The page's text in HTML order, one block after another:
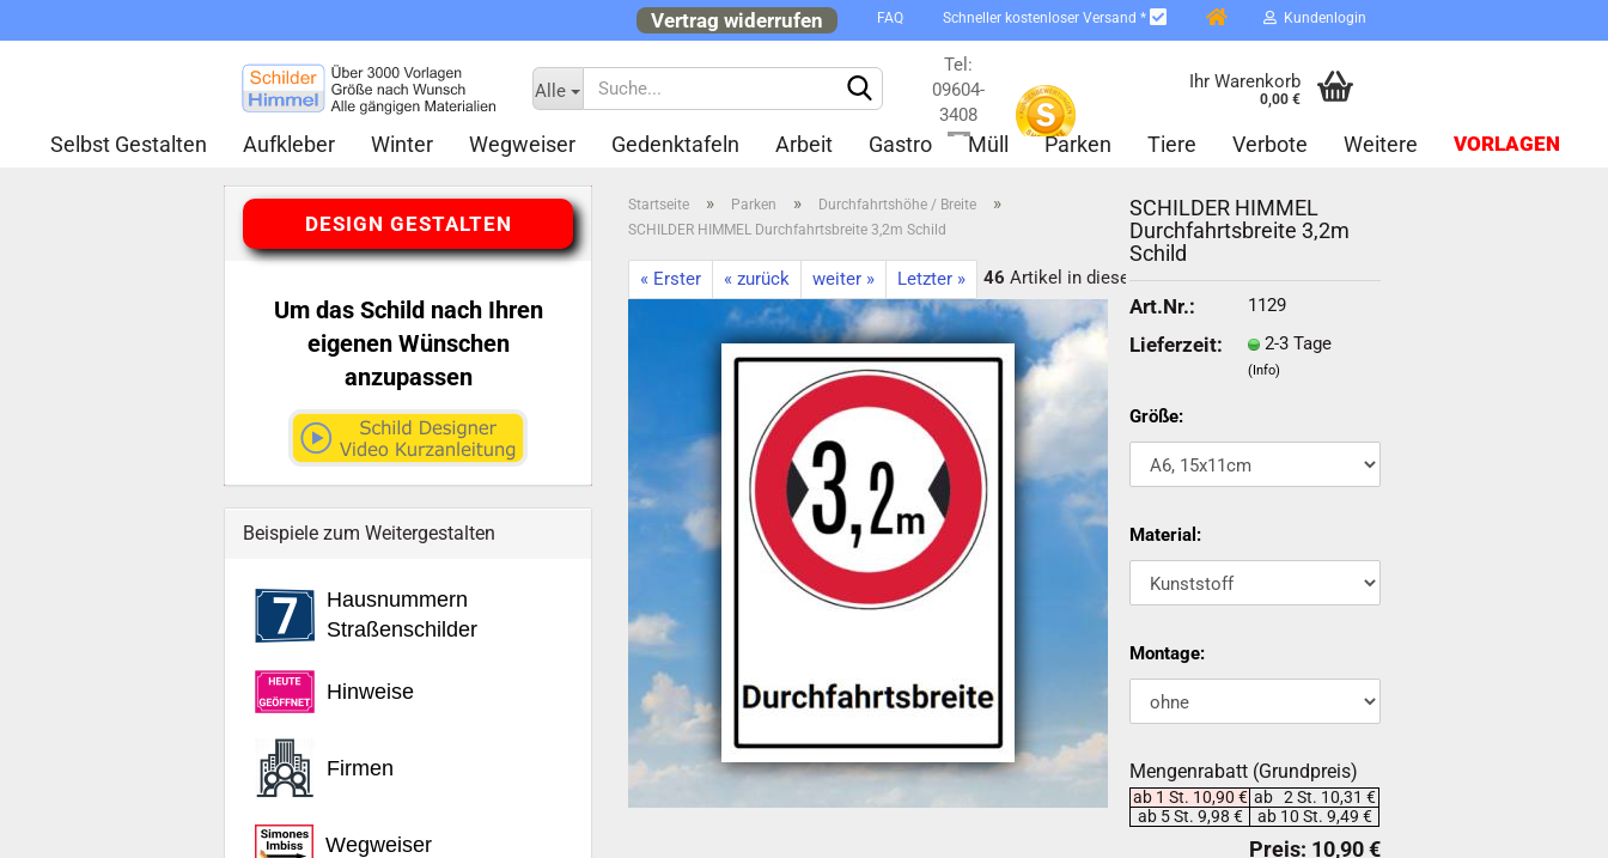
Vertrag widerrufen FAQ Schneller kostenloser Versand * Kundenlogin
Konto erstellen
Passwort vergessen?
Schnelle Anmeldung mit
Alle
Tel:
09604-
3408
Ihr Warenkorb
0,00 €
Selbst Gestalten Aufkleber Winter Wegweiser Gedenktafeln Arbeit Gastro Müll Parken Tiere Verbote VORLAGEN
Weitere
Startseite » Parken » Durchfahrtshöhe / Breite »
SCHILDER HIMMEL Durchfahrtsbreite 3,2m Schild
« Erster « zurück weiter » Letzter » 46 Artikel in dieser Kategorie
SCHILDER HIMMEL
Durchfahrtsbreite 3,2m
Schild
Art.Nr.: 1129
Lieferzeit: 2-3 Tage
(Info)
Größe:
Material:
Montage:
Mengenrabatt (Grundpreis)
ab 1 St. 10,90 € ab 2 St. 10,31 €
ab 5 St. 9,98 €
ab 10 St. 9,49 €
DESIGN GESTALTEN
Um das Schild nach Ihren
eigenen Wünschen
anzupassen
Beispiele zum Weitergestalten
Hausnummern
Straßenschilder
Hinweise
Firmen
Wegweiser